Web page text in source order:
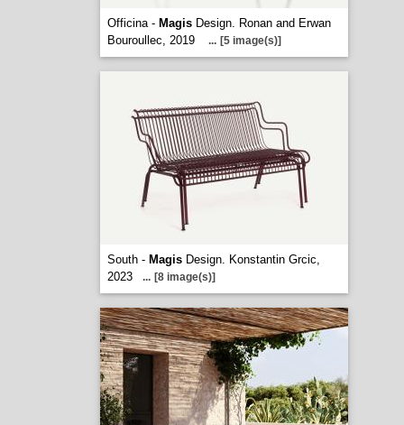
Officina - MagisDesign. Ronan and Erwan
Bouroullec, 2019
... [5 image(s)]
South - MagisDesign. Konstantin Grcic,
2023
... [8 image(s)]